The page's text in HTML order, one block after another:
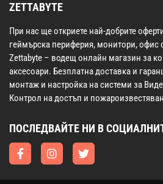
ZETTABYTE
При нас ще откриете най-добрите
геймърска периферия, монитори, офис
Zettabyte – водещ онлайн магазин за
аксесоари. Безплатна доставка и
монтаж и настройка на системи за
Контрол на достъп и
ПОСЛЕДВАЙТЕ НИ В